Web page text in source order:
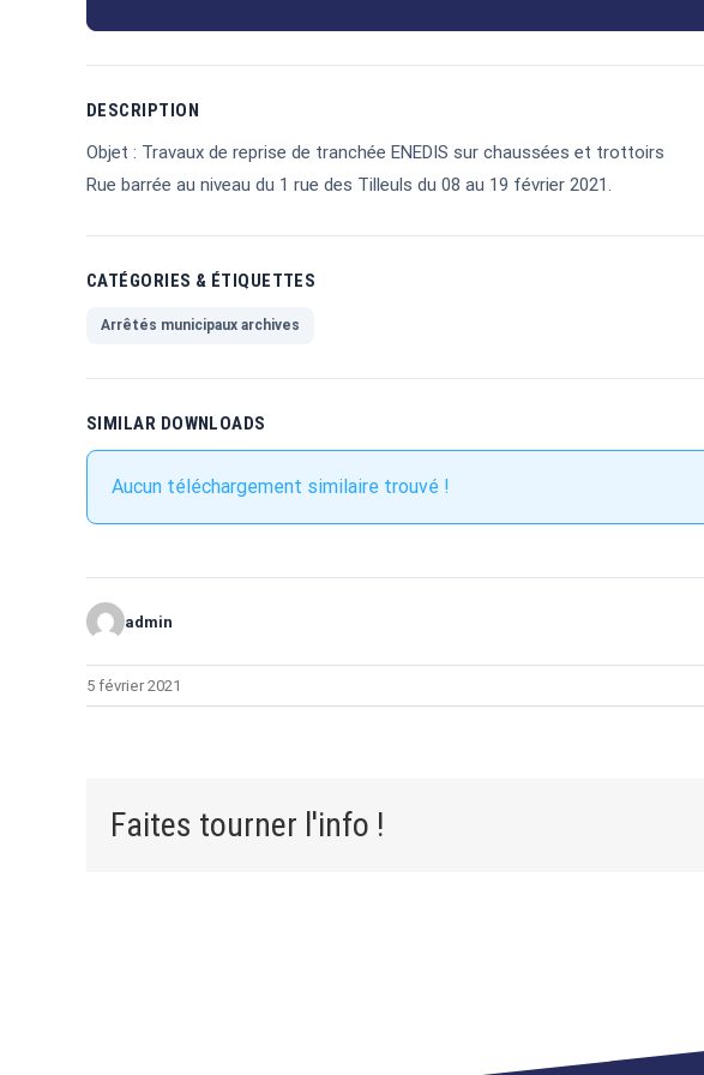
DESCRIPTION
Objet : Travaux de reprise de tranchée ENEDIS sur chaussées et trottoirs
Rue barrée au niveau du 1 rue des Tilleuls du 08 au 19 février 2021.
CATÉGORIES & ÉTIQUETTES
Arrêtés municipaux archives
SIMILAR DOWNLOADS
Aucun téléchargement similaire trouvé !
admin
5 février 2021
Faites tourner l'info !